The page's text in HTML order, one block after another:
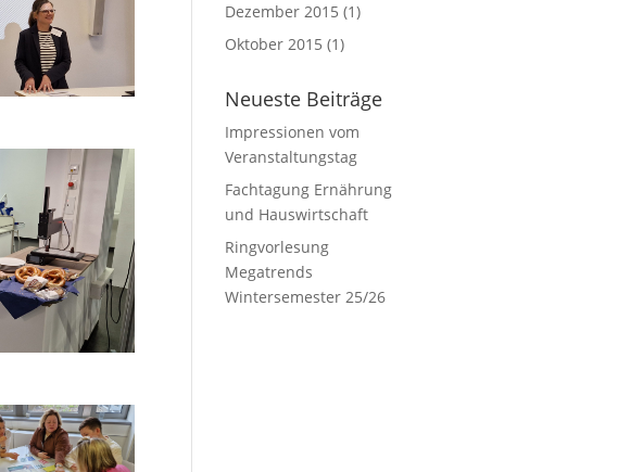
Dezember 2015 (1)
Oktober 2015 (1)
Neueste Beiträge
Impressionen vom
Veranstaltungstag
Fachtagung Ernährung
und Hauswirtschaft
Ringvorlesung
Megatrends
Wintersemester 25/26